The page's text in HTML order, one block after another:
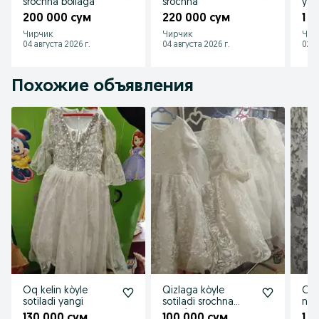
srochna bollaga
200 000 сум
Чирчик
04 августа 2026 г.
srochna
220 000 сум
Чирчик
04 августа 2026 г.
1
02
Похожие объявления
Oq kelin kòyle
sotiladi yangi
Qizlaga kòyle
sotiladi srochna
yangi
Oq